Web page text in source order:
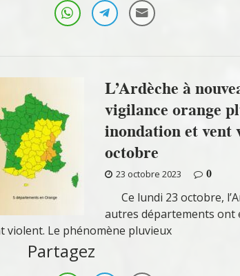
L’Ardèche à
vigilance orange
inondation et vent
octobre
23 octobre 2023
0
Ce lundi 23 octobre,
autres départements ont
Le phénomène pluvieux
Partagez